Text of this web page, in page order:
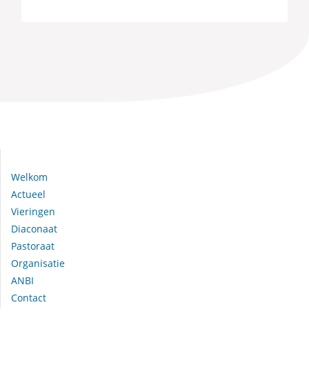
Welkom
Actueel
Vieringen
Diaconaat
Pastoraat
Organisatie
ANBI
Contact